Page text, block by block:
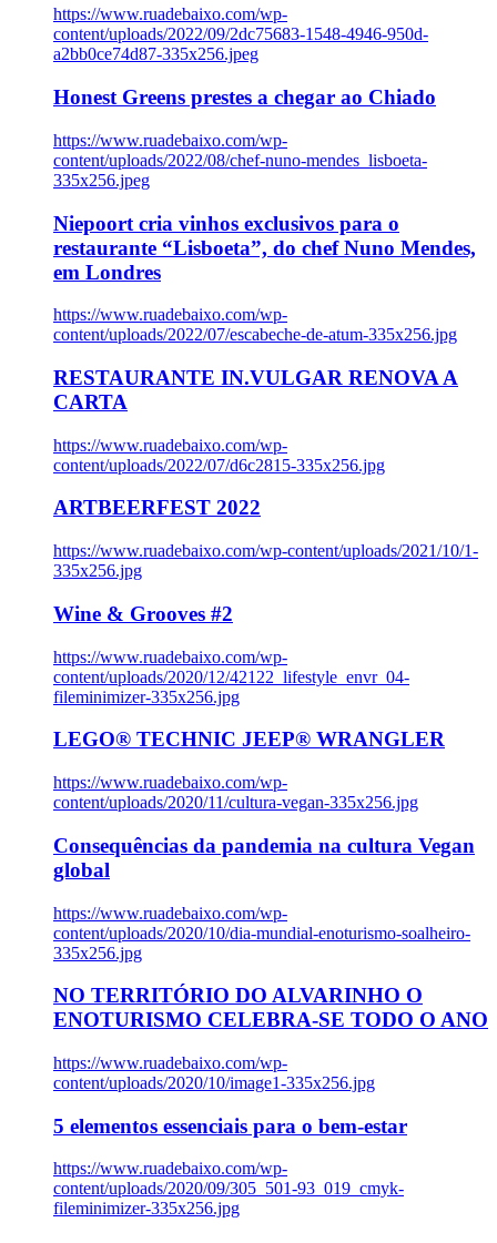
https://www.ruadebaixo.com/wp-
content/uploads/2022/09/2dc75683-1548-4946-950d-
a2bb0ce74d87-335x256.jpeg
Honest Greens prestes a chegar ao Chiado
https://www.ruadebaixo.com/wp-
content/uploads/2022/08/chef-nuno-mendes_lisboeta-
335x256.jpeg
Niepoort cria vinhos exclusivos para o
restaurante “Lisboeta”, do chef Nuno Mendes,
em Londres
https://www.ruadebaixo.com/wp-
content/uploads/2022/07/escabeche-de-atum-335x256.jpg
RESTAURANTE IN.VULGAR RENOVA A
CARTA
https://www.ruadebaixo.com/wp-
content/uploads/2022/07/d6c2815-335x256.jpg
ARTBEERFEST 2022
https://www.ruadebaixo.com/wp-content/uploads/2021/10/1-
335x256.jpg
Wine & Grooves #2
https://www.ruadebaixo.com/wp-
content/uploads/2020/12/42122_lifestyle_envr_04-
fileminimizer-335x256.jpg
LEGO® TECHNIC JEEP® WRANGLER
https://www.ruadebaixo.com/wp-
content/uploads/2020/11/cultura-vegan-335x256.jpg
Consequências da pandemia na cultura Vegan
global
https://www.ruadebaixo.com/wp-
content/uploads/2020/10/dia-mundial-enoturismo-soalheiro-
335x256.jpg
NO TERRITÓRIO DO ALVARINHO O
ENOTURISMO CELEBRA-SE TODO O ANO
https://www.ruadebaixo.com/wp-
content/uploads/2020/10/image1-335x256.jpg
5 elementos essenciais para o bem-estar
https://www.ruadebaixo.com/wp-
content/uploads/2020/09/305_501-93_019_cmyk-
fileminimizer-335x256.jpg